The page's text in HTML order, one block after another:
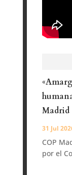
Madrid
31 Jul
COP
por el